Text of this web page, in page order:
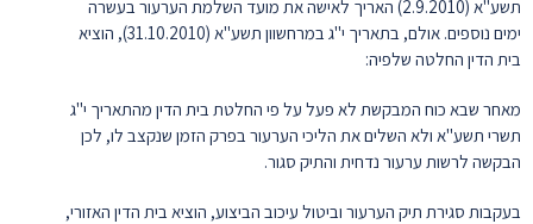
תשע"א (2.9.2010) האריך לאישה את מועד השלמת הערעור בעשרה
ימים נוספים. אולם, בתאריך י"ג במרחשוון תשע"א (31.10.2010), הוציא
בית הדין החלטה שלפיה:
מאחר שבא כוח המבקשת לא פעל על פי החלטת בית הדין מהתאריך י"ג
תשרי תשע"א ולא השלים את הליכי הערעור בפרק הזמן שנקצב לו, לכן
הבקשה לרשות ערעור נדחית והתיק סגור.
בעקבות סגירת תיק הערעור וביטול עיכוב הביצוע, הוציא בית הדין האזורי,